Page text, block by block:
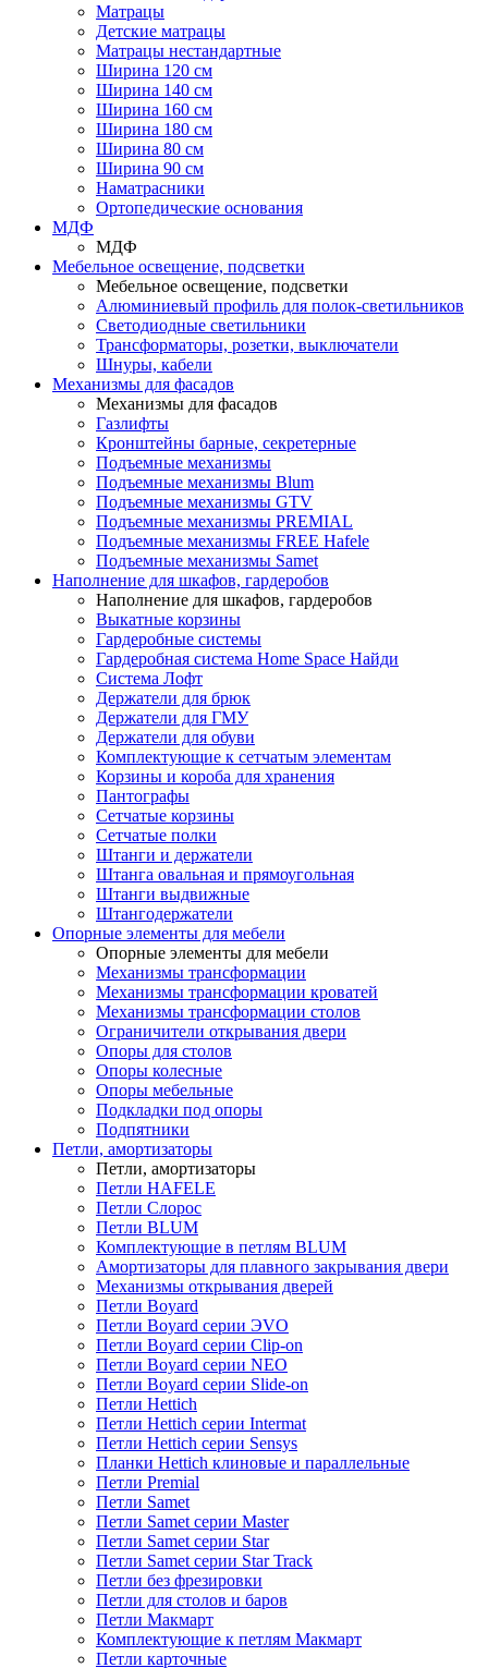
Матрацы
Детские матрацы
Матрацы нестандартные
Ширина 120 см
Ширина 140 см
Ширина 160 см
Ширина 180 см
Ширина 80 см
Ширина 90 см
Наматрасники
Ортопедические основания
МДФ
МДФ
Мебельное освещение, подсветки
Мебельное освещение, подсветки
Алюминиевый профиль для полок-светильников
Светодиодные светильники
Трансформаторы, розетки, выключатели
Шнуры, кабели
Механизмы для фасадов
Механизмы для фасадов
Газлифты
Кронштейны барные, секретерные
Подъемные механизмы
Подъемные механизмы Blum
Подъемные механизмы GTV
Подъемные механизмы PREMIAL
Подъемные механизмы FREE Hafele
Подъемные механизмы Samet
Наполнение для шкафов, гардеробов
Наполнение для шкафов, гардеробов
Выкатные корзины
Гардеробные системы
Гардеробная система Home Space Найди
Система Лофт
Держатели для брюк
Держатели для ГМУ
Держатели для обуви
Комплектующие к сетчатым элементам
Корзины и короба для хранения
Пантографы
Сетчатые корзины
Сетчатые полки
Штанги и держатели
Штанга овальная и прямоугольная
Штанги выдвижные
Штангодержатели
Опорные элементы для мебели
Опорные элементы для мебели
Механизмы трансформации
Механизмы трансформации кроватей
Механизмы трансформации столов
Ограничители открывания двери
Опоры для столов
Опоры колесные
Опоры мебельные
Подкладки под опоры
Подпятники
Петли, амортизаторы
Петли, амортизаторы
Петли HAFELE
Петли Слорос
Петли BLUM
Комплектующие в петлям BLUM
Амортизаторы для плавного закрывания двери
Механизмы открывания дверей
Петли Boyard
Петли Boyard серии ЭVO
Петли Boyard серии Clip-on
Петли Boyard серии NEO
Петли Boyard серии Slide-on
Петли Hettich
Петли Hettich серии Intermat
Петли Hettich серии Sensys
Планки Hettich клиновые и параллельные
Петли Premial
Петли Samet
Петли Samet серии Master
Петли Samet серии Star
Петли Samet серии Star Track
Петли без фрезировки
Петли для столов и баров
Петли Макмарт
Комплектующие к петлям Макмарт
Петли карточные